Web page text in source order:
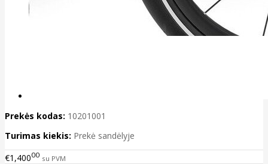
Prekės kodas: 10201001
Turimas kiekis: Prekė sandėlyje
€1,40000 su PVM